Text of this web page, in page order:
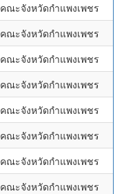
คณะจังหวัดกำแพงเพชร
คณะจังหวัดกำแพงเพชร
คณะจังหวัดกำแพงเพชร
คณะจังหวัดกำแพงเพชร
คณะจังหวัดกำแพงเพชร
คณะจังหวัดกำแพงเพชร
คณะจังหวัดกำแพงเพชร
คณะจังหวัดกำแพงเพชร